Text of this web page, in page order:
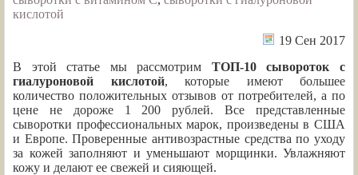
кислотой
19 Сен 2017
В этой статье мы рассмотрим ТОП-10 сывороток с
гиалуроновой кислотой, которые имеют большее
количество положительных отзывов от потребителей, а по
цене не дороже 1 200 рублей. Все представленные
сыворотки профессиональных марок, произведены в США
и Европе. Проверенные антивозрастные средства по уходу
за кожей заполняют и уменьшают морщинки. Увлажняют
кожу и делают ее свежей и сияющей.